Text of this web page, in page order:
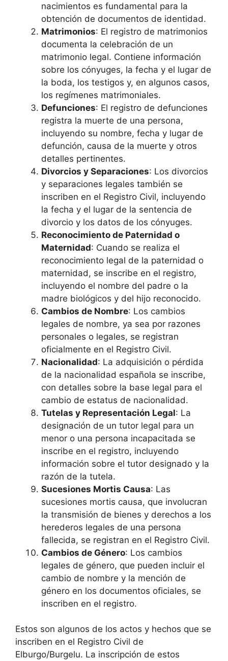
nacimientos es fundamental para la
obtención de documentos de identidad.
Matrimonios: El registro de matrimonios
documenta la celebración de un
matrimonio legal. Contiene información
sobre los cónyuges, la fecha y el lugar de
la boda, los testigos y, en algunos casos,
los regímenes matrimoniales.
Defunciones: El registro de defunciones
registra la muerte de una persona,
incluyendo su nombre, fecha y lugar de
defunción, causa de la muerte y otros
detalles pertinentes.
Divorcios y Separaciones: Los divorcios
y separaciones legales también se
inscriben en el Registro Civil, incluyendo
la fecha y el lugar de la sentencia de
divorcio y los datos de los cónyuges.
Reconocimiento de Paternidad o
Maternidad: Cuando se realiza el
reconocimiento legal de la paternidad o
maternidad, se inscribe en el registro,
incluyendo el nombre del padre o la
madre biológicos y del hijo reconocido.
Cambios de Nombre: Los cambios
legales de nombre, ya sea por razones
personales o legales, se registran
oficialmente en el Registro Civil.
Nacionalidad: La adquisición o pérdida
de la nacionalidad española se inscribe,
con detalles sobre la base legal para el
cambio de estatus de nacionalidad.
Tutelas y Representación Legal: La
designación de un tutor legal para un
menor o una persona incapacitada se
inscribe en el registro, incluyendo
información sobre el tutor designado y la
razón de la tutela.
Sucesiones Mortis Causa: Las
sucesiones mortis causa, que involucran
la transmisión de bienes y derechos a los
herederos legales de una persona
fallecida, se registran en el Registro Civil.
Cambios de Género: Los cambios
legales de género, que pueden incluir el
cambio de nombre y la mención de
género en los documentos oficiales, se
inscriben en el registro.
Estos son algunos de los actos y hechos que se
inscriben en el Registro Civil de
Elburgo/Burgelu. La inscripción de estos